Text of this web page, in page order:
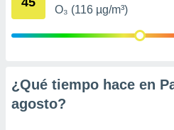
publicidad
O₃ (116 µg/m³)
¿Qué tiempo hace en
agosto?